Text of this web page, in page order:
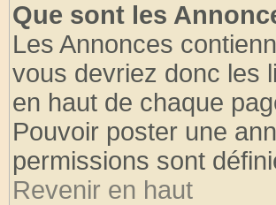
Que sont les
Les Annonces
vous devriez donc les
en haut de chaque
Pouvoir poster une
permissions sont
Revenir en haut